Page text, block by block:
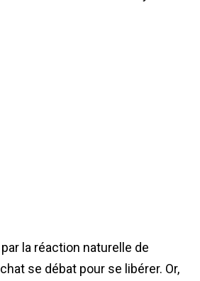
la réaction naturelle de
se débat pour se libérer. Or,